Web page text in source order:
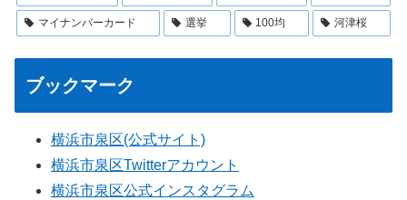
マイナンバーカード 選挙 100均 河津桜
ブックマーク
横浜市泉区(公式サイト)
横浜市泉区Twitterアカウント
横浜市泉区公式インスタグラム